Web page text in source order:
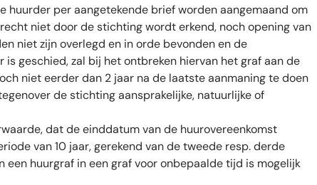
huurder per aangetekende brief worden aangemaand om
niet door de stichting wordt erkend, noch opening van
niet zijn overlegd en in orde bevonden en de
geschied, zal bij het ontbreken hiervan het graf aan de
niet eerder dan 2 jaar na de laatste aanmaning te doen
de stichting aansprakelijke, natuurlijke of
dat de einddatum van de huurovereenkomst
van 10 jaar, gerekend van de tweede resp. derde
huurgraf in een graf voor onbepaalde tijd is mogelijk